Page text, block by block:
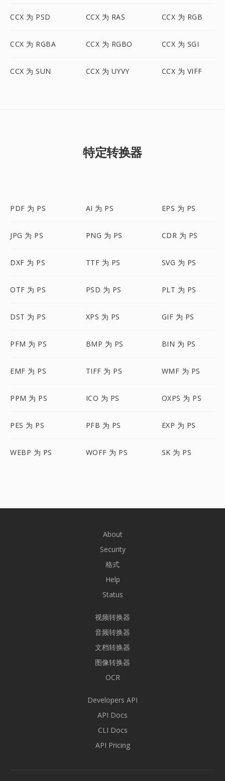
CCX 为 PSD CCX 为 RAS CCX 为 RGB
CCX 为 RGBA CCX 为 RGBO CCX 为 SGI
CCX 为 SUN CCX 为 UYVY CCX 为 VIFF
特定转换器
PDF 为 PS AI 为 PS EPS 为 PS
JPG 为 PS PNG 为 PS CDR 为 PS
DXF 为 PS TTF 为 PS SVG 为 PS
OTF 为 PS PSD 为 PS PLT 为 PS
DST 为 PS XPS 为 PS GIF 为 PS
PFM 为 PS BMP 为 PS BIN 为 PS
EMF 为 PS TIFF 为 PS WMF 为 PS
PPM 为 PS ICO 为 PS OXPS 为 PS
PES 为 PS PFB 为 PS EXP 为 PS
WEBP 为 PS WOFF 为 PS SK 为 PS
About
Security
格式
Help
Status
视频转换器
音频转换器
文档转换器
图像转换器
OCR
Developers API
API Docs
CLI Docs
API Pricing